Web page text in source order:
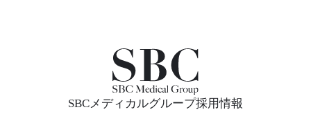
SBCメディカルグループ採用情報